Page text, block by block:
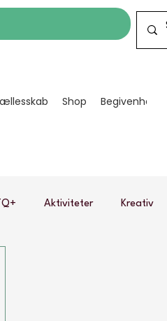
Shop Begivenheder
Aktiviteter Kreativ